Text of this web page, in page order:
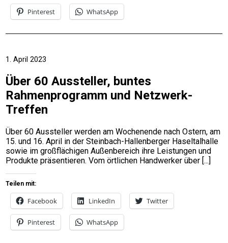
Pinterest WhatsApp
1. April 2023
Über 60 Aussteller, buntes
Rahmenprogramm und Netzwerk-
Treffen
Über 60 Aussteller werden am Wochenende nach Ostern, am
15. und 16. April in der Steinbach-Hallenberger Haseltalhalle
sowie im großflächigen Außenbereich ihre Leistungen und
Produkte präsentieren. Vom örtlichen Handwerker über
Teilen mit:
Facebook LinkedIn Twitter
Pinterest WhatsApp